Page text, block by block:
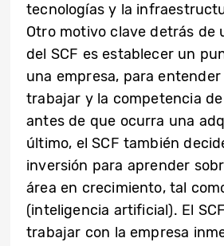
tecnologías y la
Otro motivo clave detrás de
del SCF es establecer un
una empresa, para
trabajar y la competencia
antes de que ocurra una
último, el SCF también
inversión para aprender
área en crecimiento, tal
(inteligencia artificial). El
trabajar con la empresa